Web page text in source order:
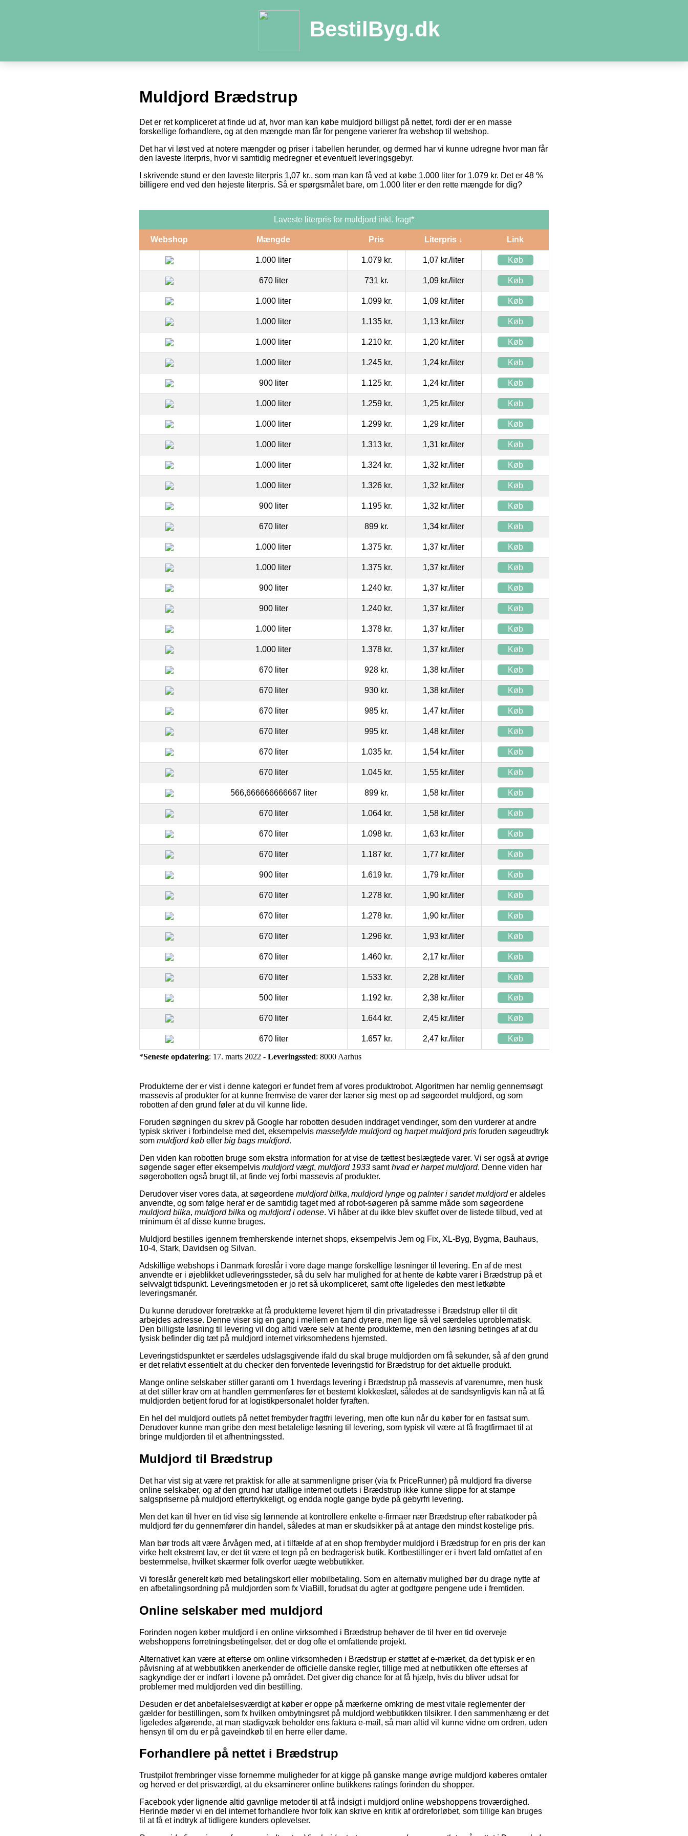
BestilByg.dk
Muldjord Brædstrup
Det er ret kompliceret at finde ud af, hvor man kan købe muldjord billigst på nettet, fordi der er en masse
forskellige forhandlere, og at den mængde man får for pengene varierer fra webshop til webshop.
Det har vi løst ved at notere mængder og priser i tabellen herunder, og dermed har vi kunne udregne hvor man får
den laveste literpris, hvor vi samtidig medregner et eventuelt leveringsgebyr.
I skrivende stund er den laveste literpris 1,07 kr., som man kan få ved at købe 1.000 liter for 1.079 kr. Det er 48 %
billigere end ved den højeste literpris. Så er spørgsmålet bare, om 1.000 liter er den rette mængde for dig?
Laveste literpris for muldjord inkl. fragt*
Webshop Mængde Pris Literpris ↓ Link
1.000 liter 1.079 kr. 1,07 kr./liter Køb
670 liter 731 kr. 1,09 kr./liter Køb
1.000 liter 1.099 kr. 1,09 kr./liter Køb
1.000 liter 1.135 kr. 1,13 kr./liter Køb
1.000 liter 1.210 kr. 1,20 kr./liter Køb
1.000 liter 1.245 kr. 1,24 kr./liter Køb
900 liter 1.125 kr. 1,24 kr./liter Køb
1.000 liter 1.259 kr. 1,25 kr./liter Køb
1.000 liter 1.299 kr. 1,29 kr./liter Køb
1.000 liter 1.313 kr. 1,31 kr./liter Køb
1.000 liter 1.324 kr. 1,32 kr./liter Køb
1.000 liter 1.326 kr. 1,32 kr./liter Køb
900 liter 1.195 kr. 1,32 kr./liter Køb
670 liter 899 kr. 1,34 kr./liter Køb
1.000 liter 1.375 kr. 1,37 kr./liter Køb
1.000 liter 1.375 kr. 1,37 kr./liter Køb
900 liter 1.240 kr. 1,37 kr./liter Køb
900 liter 1.240 kr. 1,37 kr./liter Køb
1.000 liter 1.378 kr. 1,37 kr./liter Køb
1.000 liter 1.378 kr. 1,37 kr./liter Køb
670 liter 928 kr. 1,38 kr./liter Køb
670 liter 930 kr. 1,38 kr./liter Køb
670 liter 985 kr. 1,47 kr./liter Køb
670 liter 995 kr. 1,48 kr./liter Køb
670 liter 1.035 kr. 1,54 kr./liter Køb
670 liter 1.045 kr. 1,55 kr./liter Køb
566,666666666667 liter 899 kr. 1,58 kr./liter Køb
670 liter 1.064 kr. 1,58 kr./liter Køb
670 liter 1.098 kr. 1,63 kr./liter Køb
670 liter 1.187 kr. 1,77 kr./liter Køb
900 liter 1.619 kr. 1,79 kr./liter Køb
670 liter 1.278 kr. 1,90 kr./liter Køb
670 liter 1.278 kr. 1,90 kr./liter Køb
670 liter 1.296 kr. 1,93 kr./liter Køb
670 liter 1.460 kr. 2,17 kr./liter Køb
670 liter 1.533 kr. 2,28 kr./liter Køb
500 liter 1.192 kr. 2,38 kr./liter Køb
670 liter 1.644 kr. 2,45 kr./liter Køb
670 liter 1.657 kr. 2,47 kr./liter Køb
*Seneste opdatering: 17. marts 2022 - Leveringssted: 8000 Aarhus
Produkterne der er vist i denne kategori er fundet frem af vores produktrobot. Algoritmen har nemlig gennemsøgt
massevis af produkter for at kunne fremvise de varer der læner sig mest op ad søgeordet muldjord, og som
robotten af den grund føler at du vil kunne lide.
Foruden søgningen du skrev på Google har robotten desuden inddraget vendinger, som den vurderer at andre
typisk skriver i forbindelse med det, eksempelvis massefylde muldjordog harpet muldjord pris foruden søgeudtryk
som muldjord køb eller big bags muldjord.
Den viden kan robotten bruge som ekstra information for at vise de tættest beslægtede varer. Vi ser også at øvrige
søgende søger efter eksempelvis muldjord vægt, muldjord 1933 samthvad er harpet muldjord. Denne viden har
søgerobotten også brugt til, at finde vej forbi massevis af produkter.
Derudover viser vores data, at søgeordene muldjord bilka, muldjord lynge og palnter i sandet muldjorder aldeles
anvendte, og som følge heraf er de samtidig taget med af robot-søgeren på samme måde som søgeordene
muldjord bilka, muldjord bilka og muldjord i odense. Vi håber at du ikke blev skuffet over de listede tilbud, ved at
minimum ét af disse kunne bruges.
Muldjord bestilles igennem fremherskende internet shops, eksempelvis Jem og Fix, XL-Byg, Bygma, Bauhaus,
10-4, Stark, Davidsen og Silvan.
Adskillige webshops i Danmark foreslår i vore dage mange forskellige løsninger til levering. En af de mest
anvendte er i øjeblikket udleveringssteder, så du selv har mulighed for at hente de købte varer i Brædstrup på et
selvvalgt tidspunkt. Leveringsmetoden er jo ret så ukompliceret, samt ofte ligeledes den mest letkøbte
leveringsmanér.
Du kunne derudover foretrække at få produkterne leveret hjem til din privatadresse i Brædstrup eller til dit
arbejdes adresse. Denne viser sig en gang i mellem en tand dyrere, men lige så vel særdeles uproblematisk.
Den billigste løsning til levering vil dog altid være selv at hente produkterne, men den løsning betinges af at du
fysisk befinder dig tæt på muldjord internet virksomhedens hjemsted.
Leveringstidspunktet er særdeles udslagsgivende ifald du skal bruge muldjorden om få sekunder, så af den grund
er det relativt essentielt at du checker den forventede leveringstid for Brædstrup for det aktuelle produkt.
Mange online selskaber stiller garanti om 1 hverdags levering i Brædstrup på massevis af varenumre, men husk
at det stiller krav om at handlen gemmenføres før et bestemt klokkeslæt, således at de sandsynligvis kan nå at få
muldjorden betjent forud for at logistikpersonalet holder fyraften.
En hel del muldjord outlets på nettet frembyder fragtfri levering, men ofte kun når du køber for en fastsat sum.
Derudover kunne man gribe den mest betalelige løsning til levering, som typisk vil være at få fragtfirmaet til at
bringe muldjorden til et afhentningssted.
Muldjord til Brædstrup
Det har vist sig at være ret praktisk for alle at sammenligne priser (via fx PriceRunner) på muldjord fra diverse
online selskaber, og af den grund har utallige internet outlets i Brædstrup ikke kunne slippe for at stampe
salgspriserne på muldjord eftertrykkeligt, og endda nogle gange byde på gebyrfri levering.
Men det kan til hver en tid vise sig lønnende at kontrollere enkelte e-firmaer nær Brædstrup efter rabatkoder på
muldjord før du gennemfører din handel, således at man er skudsikker på at antage den mindst kostelige pris.
Man bør trods alt være årvågen med, at i tilfælde af at en shop frembyder muldjord i Brædstrup for en pris der kan
virke helt ekstremt lav, er det tit være et tegn på en bedragerisk butik. Kortbestillinger er i hvert fald omfattet af en
bestemmelse, hvilket skærmer folk overfor uægte webbutikker.
Vi foreslår generelt køb med betalingskort eller mobilbetaling. Som en alternativ mulighed bør du drage nytte af
en afbetalingsordning på muldjorden som fx ViaBill, forudsat du agter at godtgøre pengene ude i fremtiden.
Online selskaber med muldjord
Forinden nogen køber muldjord i en online virksomhed i Brædstrup behøver de til hver en tid overveje
webshoppens forretningsbetingelser, det er dog ofte et omfattende projekt.
Alternativet kan være at efterse om online virksomheden i Brædstrup er støttet af e-mærket, da det typisk er en
påvisning af at webbutikken anerkender de officielle danske regler, tillige med at netbutikken ofte efterses af
sagkyndige der er indført i lovene på området. Det giver dig chance for at få hjælp, hvis du bliver udsat for
problemer med muldjorden ved din bestilling.
Desuden er det anbefalelsesværdigt at køber er oppe på mærkerne omkring de mest vitale reglementer der
gælder for bestillingen, som fx hvilken ombytningsret på muldjord webbutikken tilsikrer. I den sammenhæng er det
ligeledes afgørende, at man stadigvæk beholder ens faktura e-mail, så man altid vil kunne vidne om ordren, uden
hensyn til om du er på gaveindkøb til en herre eller dame.
Forhandlere på nettet i Brædstrup
Trustpilot frembringer visse fornemme muligheder for at kigge på ganske mange øvrige muldjord køberes omtaler
og herved er det prisværdigt, at du eksaminerer online butikkens ratings forinden du shopper.
Facebook yder lignende altid gavnlige metoder til at få indsigt i muldjord online webshoppens troværdighed.
Herinde møder vi en del internet forhandlere hvor folk kan skrive en kritik af ordreforløbet, som tillige kan bruges
til at få et indtryk af tidligere kunders oplevelser.